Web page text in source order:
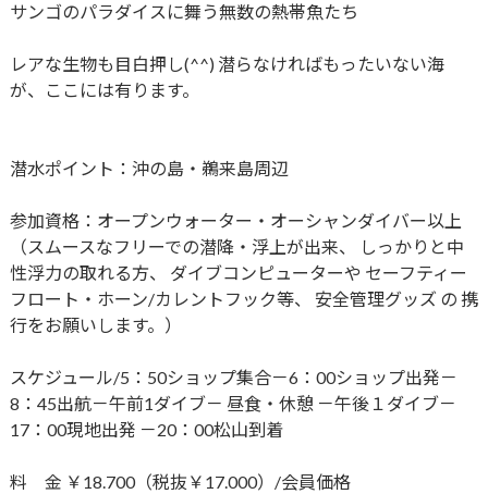
サンゴのパラダイスに舞う無数の熱帯魚たち
レアな生物も目白押し(^^) 潜らなければもったいない海
が、ここには有ります。
潜水ポイント：沖の島・鵜来島周辺
参加資格：オープンウォーター・オーシャンダイバー以上
（スムースなフリーでの潜降・浮上が出来、 しっかりと中
性浮力の取れる方、 ダイブコンピューターや セーフティー
フロート・ホーン/カレントフック等、 安全管理グッズ の 携
行をお願いします。）
スケジュール/5：50ショップ集合－6：00ショップ出発－
8：​45出航－午前1ダイブ－ 昼食・休憩 －午後１ダイブ－​
17：00現地出発 －20：00松山到着
料 金 ￥18.700（税抜￥17.000）/会員価格